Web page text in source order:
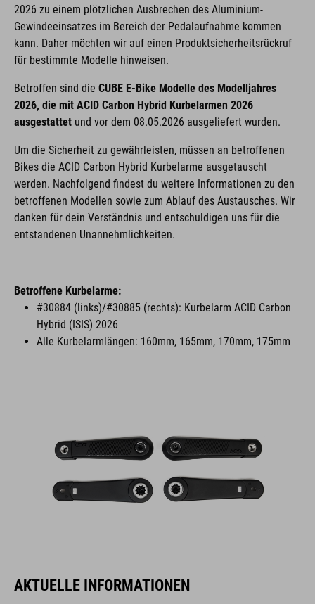
2026 zu einem plötzlichen Ausbrechen des Aluminium-
Gewindeeinsatzes im Bereich der Pedalaufnahme kommen
kann. Daher möchten wir auf einen Produktsicherheitsrückruf
für bestimmte Modelle hinweisen.
Betroffen sind die CUBE E-Bike Modelle des Modelljahres
2026, die mit ACID Carbon Hybrid Kurbelarmen 2026
ausgestattet und vor dem 08.05.2026 ausgeliefert wurden.
Um die Sicherheit zu gewährleisten, müssen an betroffenen
Bikes die ACID Carbon Hybrid Kurbelarme ausgetauscht
werden. Nachfolgend findest du weitere Informationen zu den
betroffenen Modellen sowie zum Ablauf des Austausches. Wir
danken für dein Verständnis und entschuldigen uns für die
entstandenen Unannehmlichkeiten.
Betroffene Kurbelarme:
#30884 (links)/#30885 (rechts): Kurbelarm ACID Carbon
Hybrid (ISIS) 2026
Alle Kurbelarmlängen: 160mm, 165mm, 170mm, 175mm
AKTUELLE INFORMATIONEN